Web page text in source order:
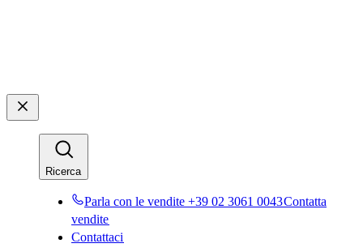
Ricerca​​
Parla con le vendite +39 02 3061 0043​​Contatta
vendite​​
Contattaci​​